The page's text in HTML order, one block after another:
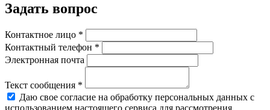
Задать вопрос
Контактное лицо *
Контактный телефон *
Электронная почта
Текст сообщения *
Даю свое согласие на обработку персональных данных с
использованием настоящего сервиса для рассмотрения